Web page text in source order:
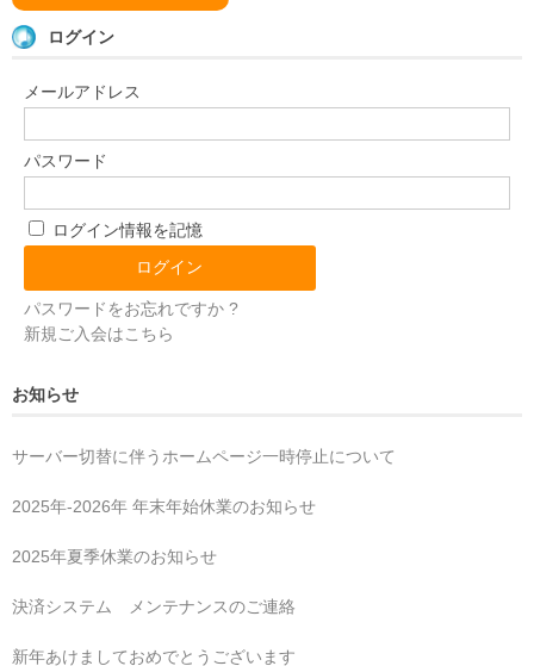
ログイン
メールアドレス
パスワード
ログイン情報を記憶
パスワードをお忘れですか ?
新規ご入会はこちら
お知らせ
サーバー切替に伴うホームページ一時停止について
2025年‐2026年 年末年始休業のお知らせ
2025年夏季休業のお知らせ
決済システム メンテナンスのご連絡
新年あけましておめでとうございます